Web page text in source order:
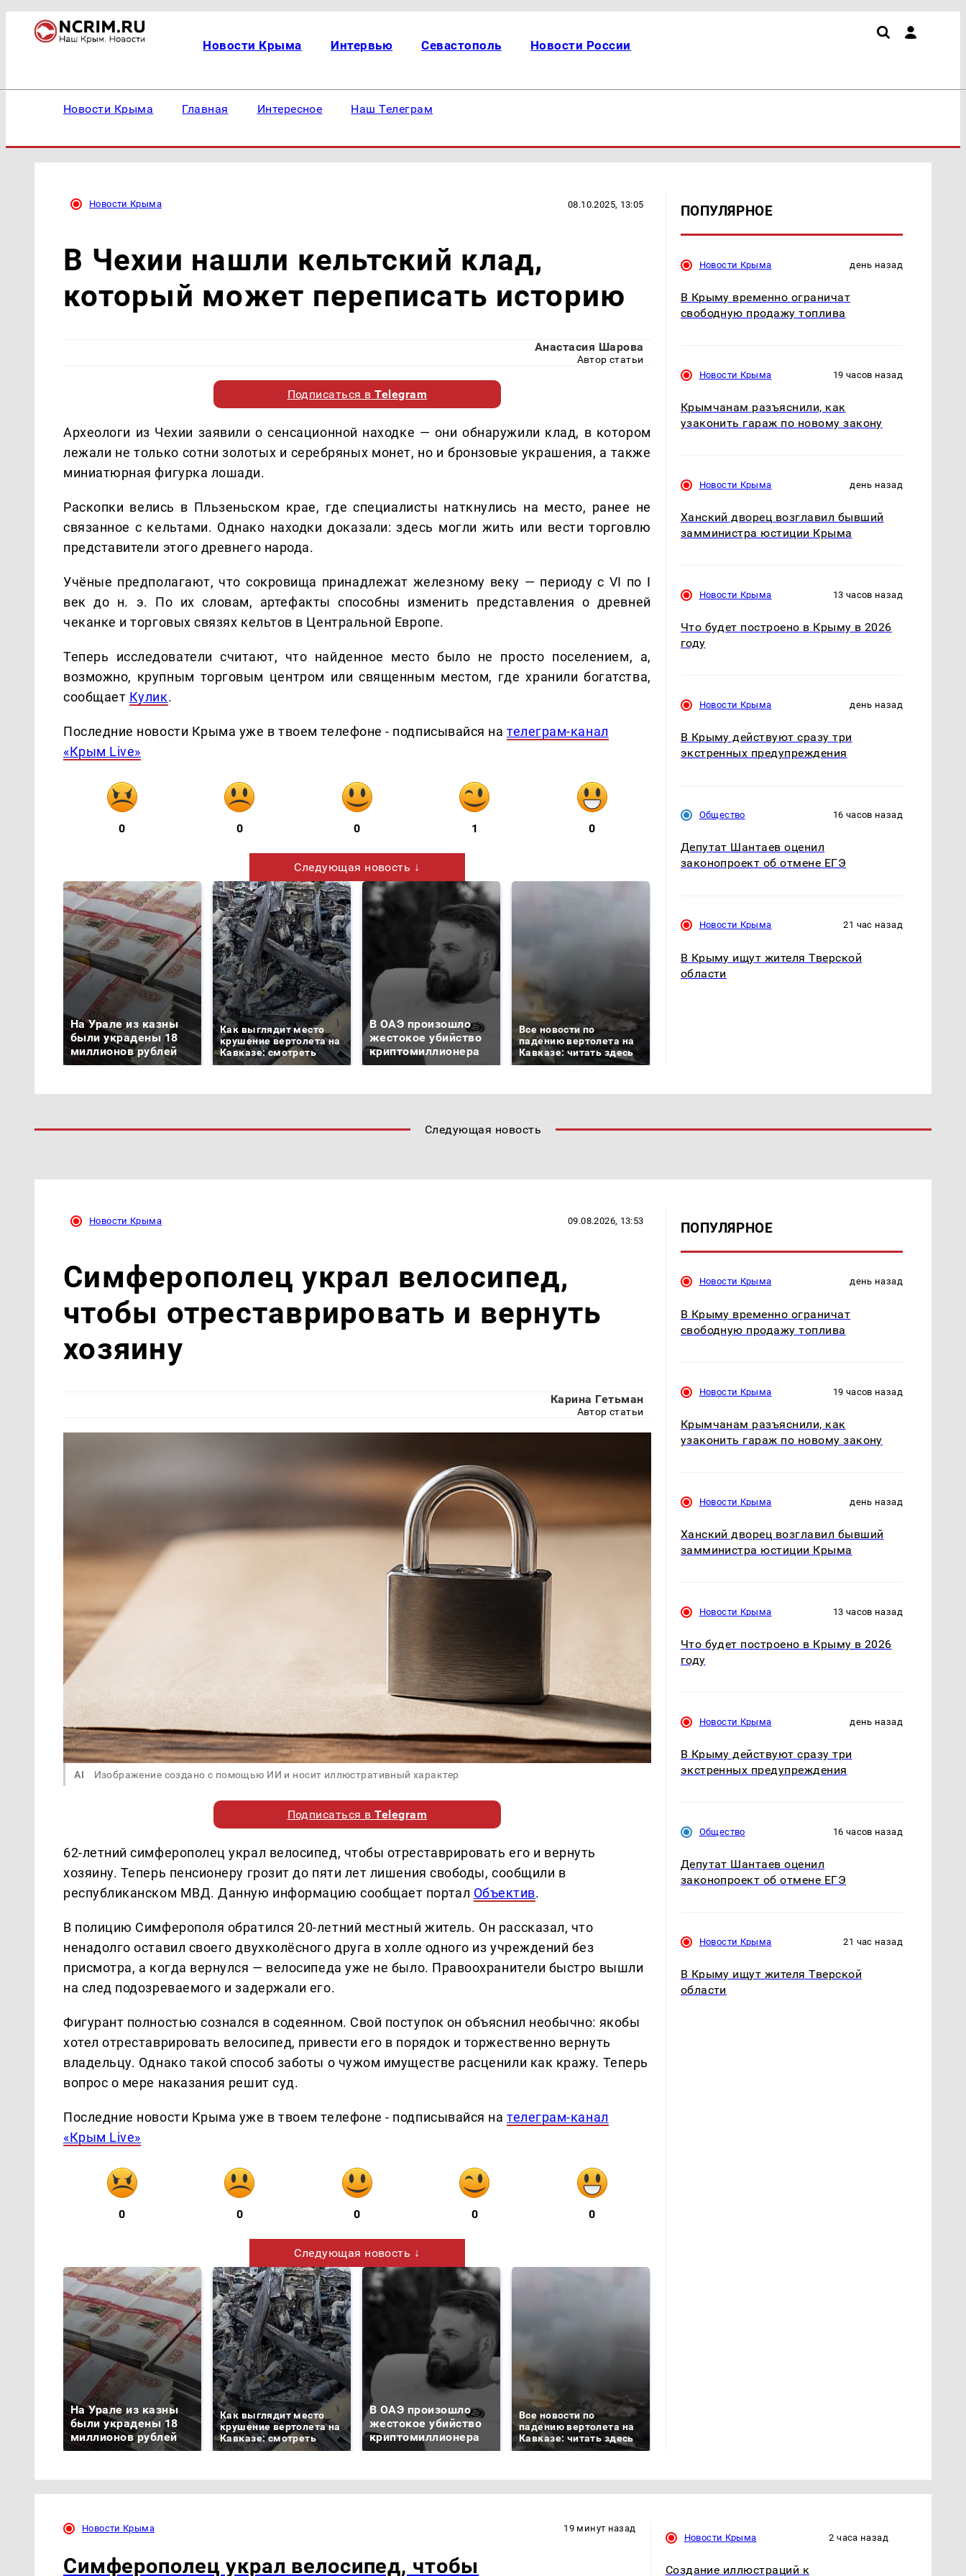
Новости Крыма Интервью Севастополь Новости России
Новости Крыма Главная Интересное Наш Телеграм
Новости Крыма 08.10.2025, 13:05
В Чехии нашли кельтский клад,
который может переписать историю
Анастасия Шарова
Автор статьи
Подписаться вTelegram
Археологи из Чехии заявили о сенсационной находке — они обнаружили клад, в котором
лежали не только сотни золотых и серебряных монет, но и бронзовые украшения, а также
миниатюрная фигурка лошади.
Раскопки велись в Пльзеньском крае, где специалисты наткнулись на место, ранее не
связанное с кельтами. Однако находки доказали: здесь могли жить или вести торговлю
представители этого древнего народа.
Учёные предполагают, что сокровища принадлежат железному веку — периоду с VI по I
век до н. э. По их словам, артефакты способны изменить представления о древней
чеканке и торговых связях кельтов в Центральной Европе.
Теперь исследователи считают, что найденное место было не просто поселением, а,
возможно, крупным торговым центром или священным местом, где хранили богатства,
сообщает Кулик.
Последние новости Крыма уже в твоем телефоне - подписывайся нателеграм-канал
«Крым Live»
0 0 0 1 0
Следующая новость ↓
На Урале из казны
были украдены 18
миллионов рублей
Как выглядит место
крушение вертолета на
Кавказе: смотреть
В ОАЭ произошло
жестокое убийство
криптомиллионера
Все новости по
падению вертолета на
Кавказе: читать здесь
ПОПУЛЯРНОЕ
Новости Крыма день назад
В Крыму временно ограничат
свободную продажу топлива
Новости Крыма 19 часов назад
Крымчанам разъяснили, как
узаконить гараж по новому закону
Новости Крыма день назад
Ханский дворец возглавил бывший
замминистра юстиции Крыма
Новости Крыма 13 часов назад
Что будет построено в Крыму в 2026
году
Новости Крыма день назад
В Крыму действуют сразу три
экстренных предупреждения
Общество 16 часов назад
Депутат Шантаев оценил
законопроект об отмене ЕГЭ
Новости Крыма 21 час назад
В Крыму ищут жителя Тверской
области
Следующая новость
Новости Крыма 09.08.2026, 13:53
Симферополец украл велосипед,
чтобы отреставрировать и вернуть
хозяину
Карина Гетьман
Автор статьи
AI Изображение создано с помощью ИИ и носит иллюстративный характер
Подписаться вTelegram
62-летний симферополец украл велосипед, чтобы отреставрировать его и вернуть
хозяину. Теперь пенсионеру грозит до пяти лет лишения свободы, сообщили в
республиканском МВД. Данную информацию сообщает портал Объектив.
В полицию Симферополя обратился 20-летний местный житель. Он рассказал, что
ненадолго оставил своего двухколёсного друга в холле одного из учреждений без
присмотра, а когда вернулся — велосипеда уже не было. Правоохранители быстро вышли
на след подозреваемого и задержали его.
Фигурант полностью сознался в содеянном. Свой поступок он объяснил необычно: якобы
хотел отреставрировать велосипед, привести его в порядок и торжественно вернуть
владельцу. Однако такой способ заботы о чужом имуществе расценили как кражу. Теперь
вопрос о мере наказания решит суд.
Последние новости Крыма уже в твоем телефоне - подписывайся нателеграм-канал
«Крым Live»
0 0 0 0 0
Следующая новость ↓
На Урале из казны
были украдены 18
миллионов рублей
Как выглядит место
крушение вертолета на
Кавказе: смотреть
В ОАЭ произошло
жестокое убийство
криптомиллионера
Все новости по
падению вертолета на
Кавказе: читать здесь
ПОПУЛЯРНОЕ
Новости Крыма день назад
В Крыму временно ограничат
свободную продажу топлива
Новости Крыма 19 часов назад
Крымчанам разъяснили, как
узаконить гараж по новому закону
Новости Крыма день назад
Ханский дворец возглавил бывший
замминистра юстиции Крыма
Новости Крыма 13 часов назад
Что будет построено в Крыму в 2026
году
Новости Крыма день назад
В Крыму действуют сразу три
экстренных предупреждения
Общество 16 часов назад
Депутат Шантаев оценил
законопроект об отмене ЕГЭ
Новости Крыма 21 час назад
В Крыму ищут жителя Тверской
области
Новости Крыма 19 минут назад
Симферополец украл велосипед, чтобы
Новости Крыма 2 часа назад
Создание иллюстраций к